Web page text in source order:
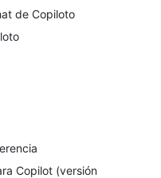
de Copiloto
Copilot (versión